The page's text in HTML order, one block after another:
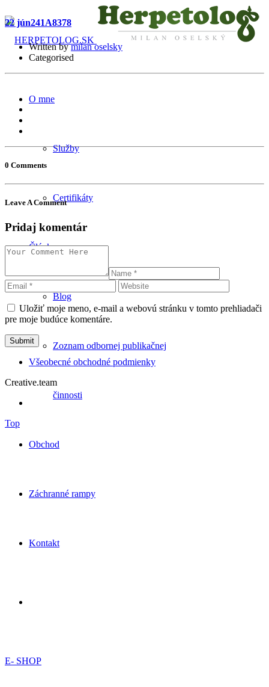
O mne
Služby
Certifikáty
Články
Blog
Zoznam odbornej publikačnej
činnosti
Obchod
Záchranné rampy
Kontakt
E- SHOP
22 jún241A8378
Written bymilan oselsky
Categorised
0 Comments
Leave A Comment
Pridaj komentár
Uložiť moje meno, e-mail a webovú stránku v tomto prehliadači
pre moje budúce komentáre.
Všeobecné obchodné podmienky
Creative.team
Top